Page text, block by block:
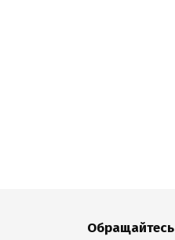
Обращайтесь